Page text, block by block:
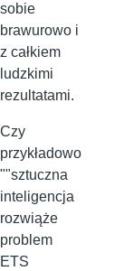
sobie
brawurowo i
z całkiem
ludzkimi
rezultatami.
Czy
przykładowo
""sztuczna
inteligencja
rozwiąże
problem
ETS